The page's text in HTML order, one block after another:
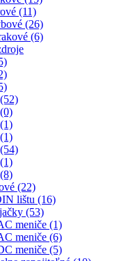
(11)
(26)
(6)
(22)
lištu (16)
(53)
meniče (1)
meniče (6)
meniče (5)